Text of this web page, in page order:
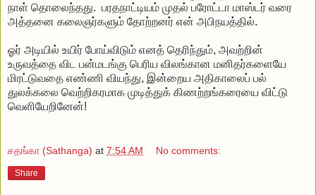
நாள் தொலைந்தது. பரதநாட்டியம் முதல் பரோட்டா மாஸ்டர் வரை
அத்தனை கலைஞர்களும் தோற்றனர் என் அபிநயத்தில்.
ஓர் அடியில் உயிர் போய்விடும் எனத் தெரிந்தும், அவற்றின்
உருவத்தை விட பன்மடங்கு பெரிய விலங்கான மனிதர்களையே
மிரட்டுவதை எண்ணி வியந்து, இன்றைய அதிகாலைப் பல்
துலக்கலை வெற்றிகரமாக முடித்துக் கிணற்றங்கரையை விட்டு
வெளியேறினேன்!
சதங்கா (Sathanga) at 7:54 AM No comments:
Share